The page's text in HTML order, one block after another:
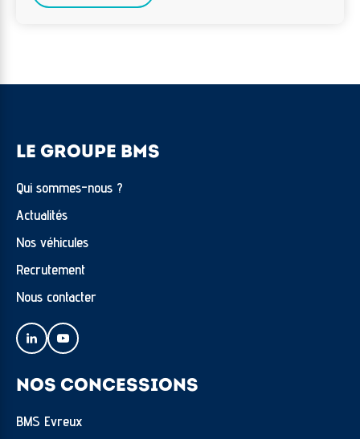
LE GROUPE BMS
Qui sommes-nous ?
Actualités
Nos véhicules
Recrutement
Nous contacter
NOS CONCESSIONS
BMS Evreux